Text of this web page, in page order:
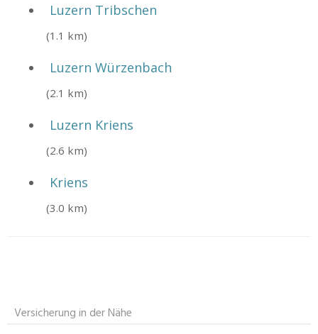
Luzern Tribschen
(1.1 km)
Luzern Würzenbach
(2.1 km)
Luzern Kriens
(2.6 km)
Kriens
(3.0 km)
Versicherung in der Nähe